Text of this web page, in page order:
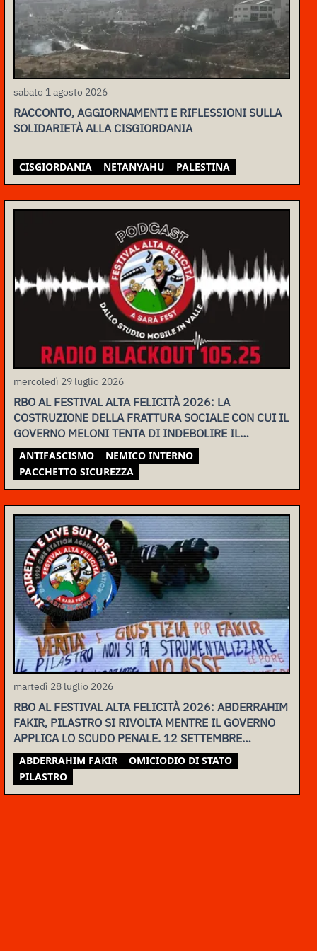
sabato 1 agosto 2026
RACCONTO, AGGIORNAMENTI E RIFLESSIONI SULLA
SOLIDARIETÀ ALLA CISGIORDANIA
CISGIORDANIA NETANYAHU PALESTINA
mercoledì 29 luglio 2026
RBO AL FESTIVAL ALTA FELICITÀ 2026: LA
COSTRUZIONE DELLA FRATTURA SOCIALE CON CUI IL
GOVERNO MELONI TENTA DI INDEBOLIRE IL
MOVIMENTO
ANTIFASCISMO
NEMICO INTERNO
PACCHETTO SICUREZZA
martedì 28 luglio 2026
RBO AL FESTIVAL ALTA FELICITÀ 2026: ABDERRAHIM
FAKIR, PILASTRO SI RIVOLTA MENTRE IL GOVERNO
APPLICA LO SCUDO PENALE. 12 SETTEMBRE
ASSEMBLEA NAZIONALE
ABDERRAHIM FAKIR
OMICIODIO DI STATO
PILASTRO